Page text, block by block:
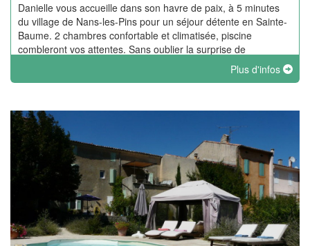
Danielle vous accueille dans son havre de paix, à 5 minutes
du village de Nans-les-Pins pour un séjour détente en Sainte-
Baume. 2 chambres confortable et climatisée, piscine
combleront vos attentes. Sans oublier la surprise de
Plus d'infos